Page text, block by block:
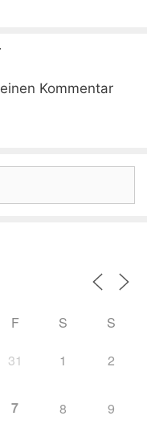
Kommentar
F S S
31 1 2
7 8 9